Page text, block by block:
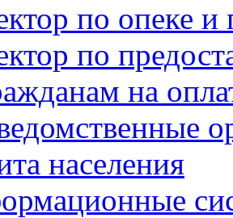
по опеке и
по
на
населения